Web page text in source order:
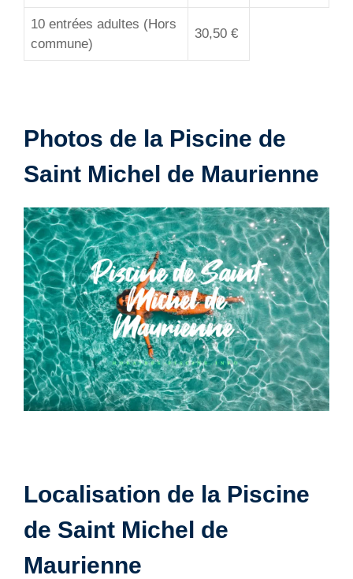
10 entrées adultes (Hors
commune)
30,50 €
Photos de la Piscine de
Saint Michel de Maurienne
Localisation de la Piscine
de Saint Michel de
Maurienne